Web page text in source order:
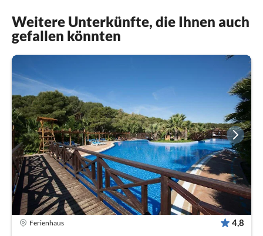
Weitere Unterkünfte, die Ihnen auch
gefallen könnten
Ferienhaus 4,8